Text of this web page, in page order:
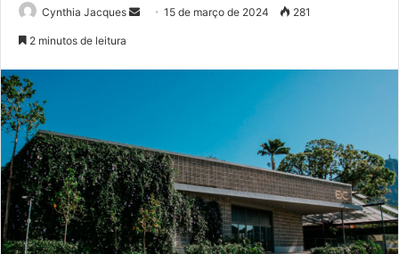
Cynthia Jacques
Mande15 de março de 2024 281
2 minutos de leitura